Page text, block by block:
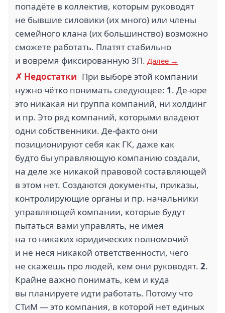
попадёте в коллектив, которым руководят
не бывшие силовики (их много) или члены
семейного клана (их большинство) возможно
сможете работать. Платят стабильно
и вовремя фиксированную ЗП. Далее →
✗ Недостатки При выборе этой компании
нужно чётко понимать следующее: 1. Де-юре
это никакая ни группа компаний, ни холдинг
и пр. Это ряд компаний, которыми владеют
одни собственники. Де-факто они
позиционируют себя как ГК, даже как
будто бы управляющую компанию создали,
на деле же никакой правовой составляющей
в этом нет. Создаются документы, приказы,
контролирующие органы и пр. начальники
управляющей компании, которые будут
пытаться вами управлять, не имея
на то никаких юридических полномочий
и не неся никакой ответственности, чего
не скажешь про людей, кем они руководят. 2.
Крайне важно понимать, кем и куда
вы планируете идти работать. Потому что
СТиМ — это компания, в которой нет единых